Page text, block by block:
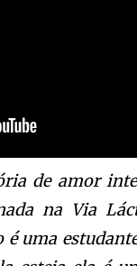
de amor
na Via
uma